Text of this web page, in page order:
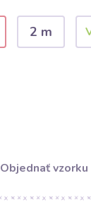
2 m
Objednať vzorku